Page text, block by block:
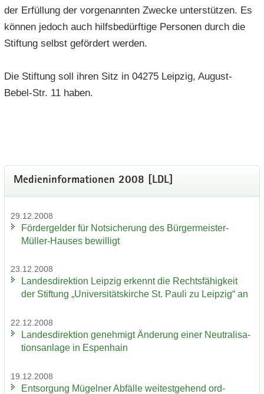
der Er­fül­lung der vor­ge­nann­ten Zwe­cke un­ter­stüt­zen. Es
kön­nen je­doch auch hilfs­be­dürf­ti­ge Per­so­nen durch die
Stif­tung selbst ge­för­dert wer­den.
Die Stif­tung soll ihren Sitz in 04275 Leip­zig, August-​
Bebel-Str. 11 haben.
Me­di­en­in­for­ma­tio­nen 2008 [LDL]
29.12.2008
För­der­gel­der für Not­si­che­rung des Bürgermeister-​
Müller-Hauses be­wil­ligt
23.12.2008
Lan­des­di­rek­ti­on Leip­zig er­kennt die Rechts­fä­hig­keit
der Stif­tung „Uni­ver­si­täts­kir­che St. Pauli zu Leip­zig“ an
22.12.2008
Lan­des­di­rek­ti­on ge­neh­migt Än­de­rung einer Neu­tra­li­sa­
ti­ons­an­la­ge in Es­pen­hain
19.12.2008
Ent­sor­gung Mü­gel­ner Ab­fäl­le wei­test­ge­hend ord­